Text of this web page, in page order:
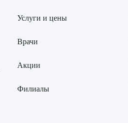
Услуги и цены
Врачи
Акции
Филиалы